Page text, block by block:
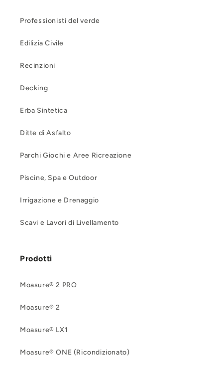
Professionisti del verde
Edilizia Civile
Recinzioni
Decking
Erba Sintetica
Ditte di Asfalto
Parchi Giochi e Aree Ricreazione
Piscine, Spa e Outdoor
Irrigazione e Drenaggio
Scavi e Lavori di Livellamento
Prodotti
Moasure® 2 PRO
Moasure® 2
Moasure® LX1
Moasure® ONE (Ricondizionato)